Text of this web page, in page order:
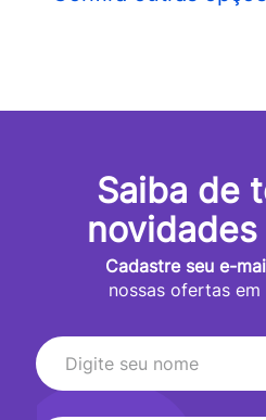
Saiba de
Cadastre seu e-
nossas ofertas